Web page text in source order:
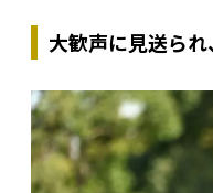
大歓声に見送ら